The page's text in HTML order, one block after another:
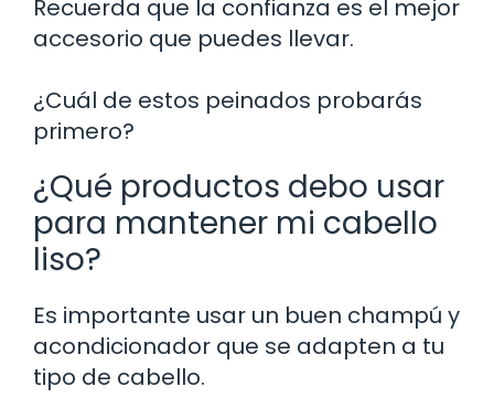
Recuerda que la confianza es el mejor
accesorio que puedes llevar.
¿Cuál de estos peinados probarás
primero?
¿Qué productos debo usar
para mantener mi cabello
liso?
Es importante usar un buen champú y
acondicionador que se adapten a tu
tipo de cabello.